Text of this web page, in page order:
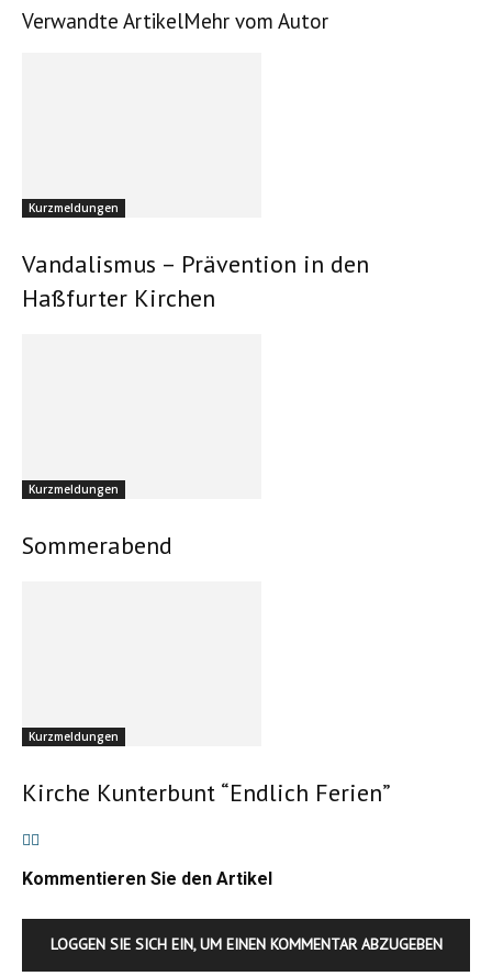
Kinder werden geschminkt
Verwandte ArtikelMehr vom Autor
Kurzmeldungen
Vandalismus – Prävention in den
Haßfurter Kirchen
Kurzmeldungen
Sommerabend
Kurzmeldungen
Kirche Kunterbunt “Endlich Ferien”
Kommentieren Sie den Artikel
LOGGEN SIE SICH EIN, UM EINEN KOMMENTAR ABZUGEBEN